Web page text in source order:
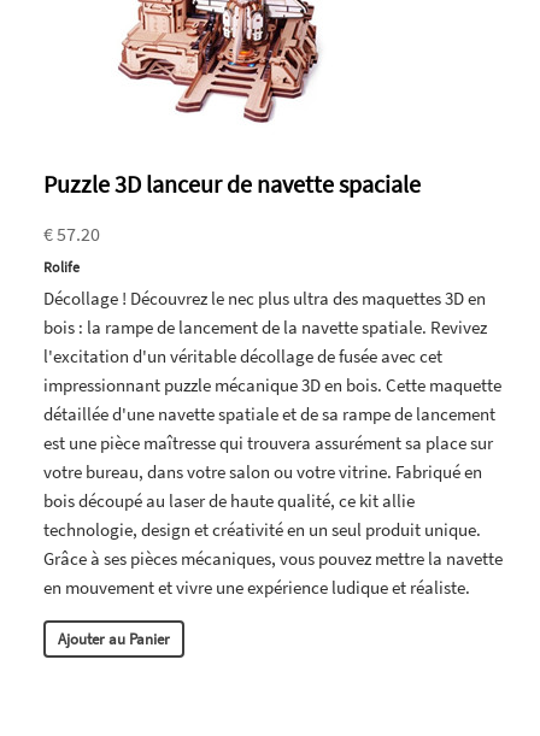
Puzzle 3D lanceur de navette spaciale
€ 57.20
Rolife
Décollage ! Découvrez le nec plus ultra des maquettes 3D en
bois : la rampe de lancement de la navette spatiale. Revivez
l'excitation d'un véritable décollage de fusée avec cet
impressionnant puzzle mécanique 3D en bois. Cette maquette
détaillée d'une navette spatiale et de sa rampe de lancement
est une pièce maîtresse qui trouvera assurément sa place sur
votre bureau, dans votre salon ou votre vitrine. Fabriqué en
bois découpé au laser de haute qualité, ce kit allie
technologie, design et créativité en un seul produit unique.
Grâce à ses pièces mécaniques, vous pouvez mettre la navette
en mouvement et vivre une expérience ludique et réaliste.
Ajouter au Panier